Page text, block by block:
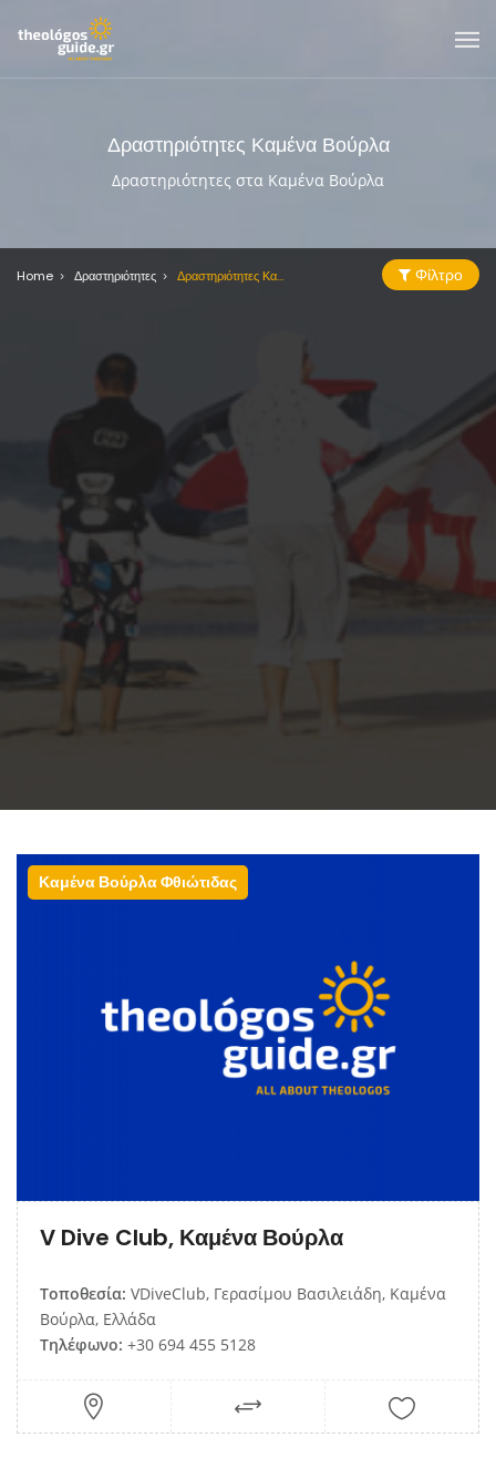
Δραστηριότητες Καμένα Βούρλα
Δραστηριότητες στα Καμένα Βούρλα
Home Δραστηριότητες Δραστηριότητες Καμένα Βούρλα Φίλτρο
Καμένα Βούρλα Φθιώτιδας
V Dive Club, Καμένα Βούρλα
Τοποθεσία: VDiveClub, Γερασίμου Βασιλειάδη, Καμένα
Βούρλα, Ελλάδα
Τηλέφωνο: +30 694 455 5128